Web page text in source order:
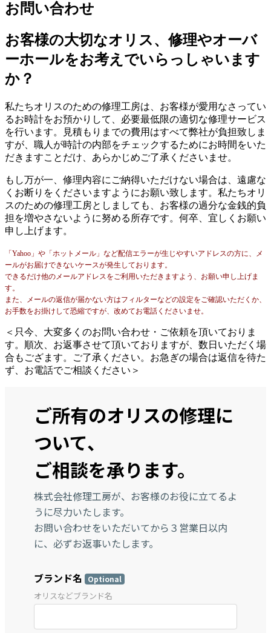
お問い合わせ
お客様の大切なオリス、修理やオーバ
ーホールをお考えでいらっしゃいます
か？
私たちオリスのための修理工房は、お客様が愛用なさってい
るお時計をお預かりして、必要最低限の適切な修理サービス
を行います。見積もりまでの費用はすべて弊社が負担致しま
すが、職人が時計の内部をチェックするためにお時間をいた
だきますことだけ、あらかじめご了承くださいませ。
もし万が一、修理内容にご納得いただけない場合は、遠慮な
くお断りをくださいますようにお願い致します。私たちオリ
スのための修理工房としましても、お客様の過分な金銭的負
担を増やさないように努める所存です。何卒、宜しくお願い
申し上げます。
「Yahoo」や「ホットメール」など配信エラーが生じやすいアドレスの方に、メ
ールがお届けできないケースが発生しております。
できるだけ他のメールアドレスをご利用いただきますよう、お願い申し上げま
す。
また、メールの返信が届かない方はフィルターなどの設定をご確認いただくか、
お手数をお掛けして恐縮ですが、改めてお電話くださいませ。
＜只今、大変多くのお問い合わせ・ご依頼を頂いておりま
す。順次、お返事させて頂いておりますが、数日いただく場
合もござます。ご了承ください。お急ぎの場合は返信を待た
ず、お電話でご相談ください＞